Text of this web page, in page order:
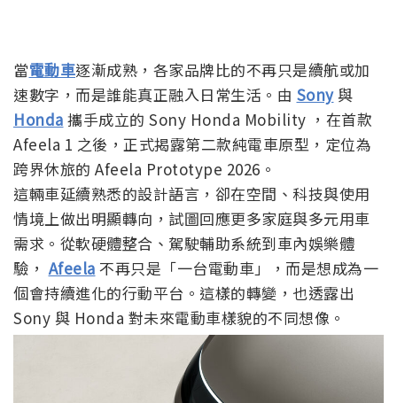
當電動車逐漸成熟，各家品牌比的不再只是續航或加
速數字，而是誰能真正融入日常生活。由 Sony與
Honda 攜手成立的 Sony Honda Mobility ，在首款
Afeela 1 之後，正式揭露第二款純電車原型，定位為
跨界休旅的 Afeela Prototype 2026。
這輛車延續熟悉的設計語言，卻在空間、科技與使用
情境上做出明顯轉向，試圖回應更多家庭與多元用車
需求。從軟硬體整合、駕駛輔助系統到車內娛樂體
驗，Afeela 不再只是「一台電動車」，而是想成為一
個會持續進化的行動平台。這樣的轉變，也透露出
Sony 與 Honda 對未來電動車樣貌的不同想像。